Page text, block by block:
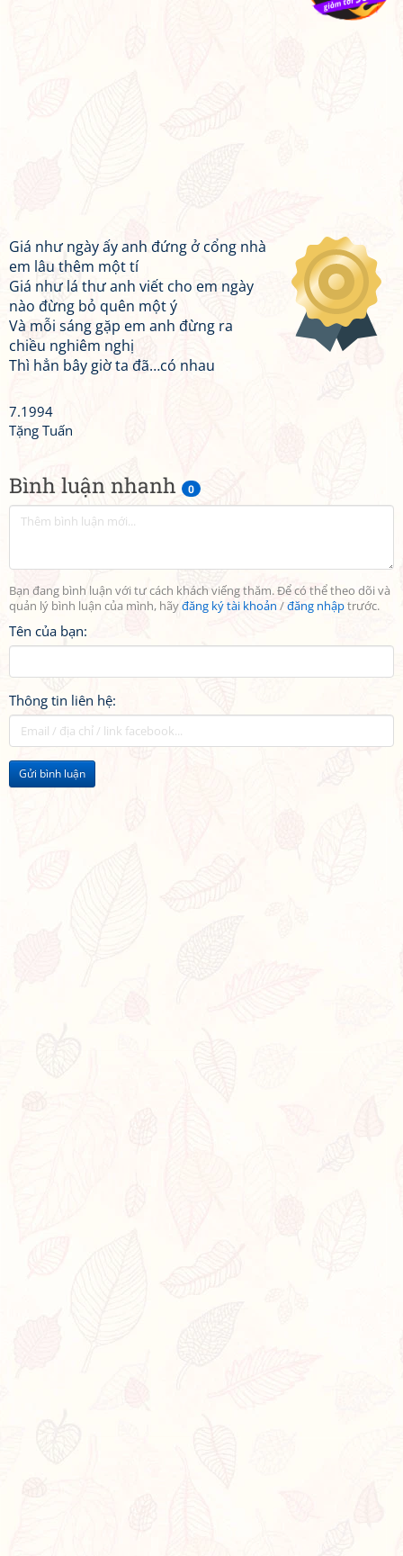
Bình luận nhanh 0
Bạn đang bình luận với tư cách khách viếng thăm. Để có thể theo dõi và
quản lý bình luận của mình, hãyđăng ký tài khoản /đăng nhậptrước.
Tên của bạn:
Thông tin liên hệ:
Gửi bình luận
Giá như ngày ấy anh đứng ở cổng nhà
em lâu thêm một tí
Giá như lá thư anh viết cho em ngày
nào đừng bỏ quên một ý
Và mỗi sáng gặp em anh đừng ra
chiều nghiêm nghị
Thì hẳn bây giờ ta đã…có nhau
7.1994
Tặng Tuấn